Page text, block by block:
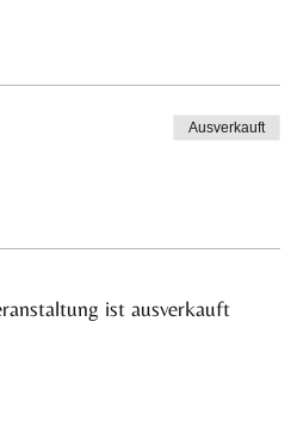
Ausverkauft
ist ausverkauft